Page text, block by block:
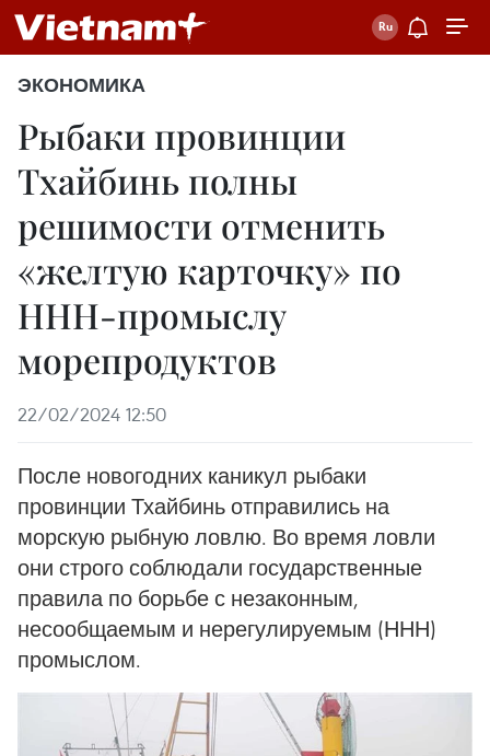
ЭКОНОМИКА
Рыбаки провинции
Тхайбинь полны
решимости отменить
«желтую карточку» по
ННН-промыслу
морепродуктов
22/02/2024 12:50
После новогодних каникул рыбаки
провинции Тхайбинь отправились на
морскую рыбную ловлю. Во время ловли
они строго соблюдали государственные
правила по борьбе с незаконным,
несообщаемым и нерегулируемым (ННН)
промыслом.